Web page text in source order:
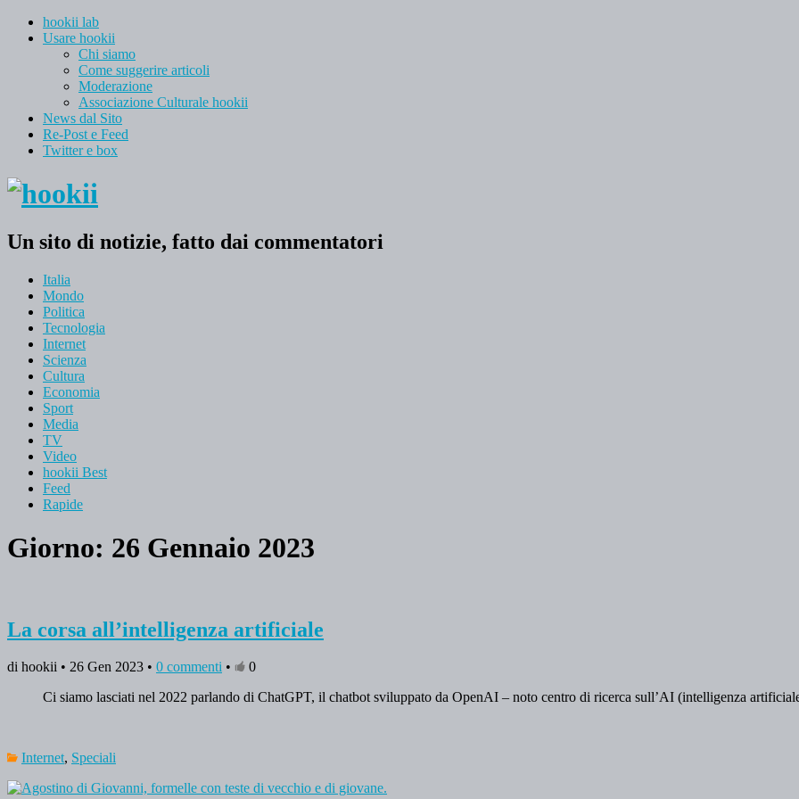
hookii lab
Usare hookii
Chi siamo
Come suggerire articoli
Moderazione
Associazione Culturale hookii
News dal Sito
Re-Post e Feed
Twitter e box
Un sito di notizie, fatto dai commentatori
Italia
Mondo
Politica
Tecnologia
Internet
Scienza
Cultura
Economia
Sport
Media
TV
Video
hookii Best
Feed
Rapide
Giorno: 26 Gennaio 2023
La corsa all’intelligenza artificiale
di hookii • 26 Gen 2023 • 0 commenti •
0
Ci siamo lasciati nel 2022 parlando di ChatGPT, il chatbot sviluppato da OpenAI – noto centro di ricerca sull’AI (intelligenza
Internet, Speciali